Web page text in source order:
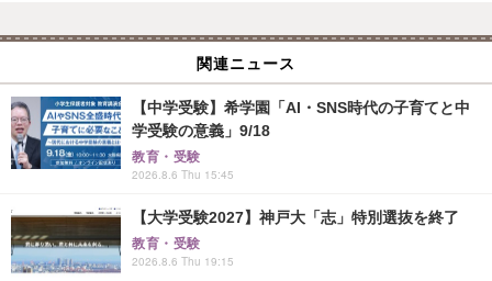
関連ニュース
【中学受験】希学園「AI・SNS時代の子育てと中
学受験の意義」9/18
教育・受験
2026.8.6 Thu 15:45
【大学受験2027】神戸大「志」特別選抜を終了
教育・受験
2026.8.6 Thu 19:15